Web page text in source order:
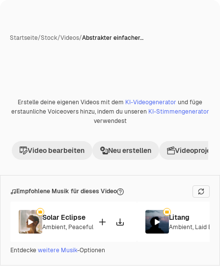
Startseite/Stock/Videos/Abstrakter einfacher…
Premium
Erstelle deine eigenen Videos mit dem KI-Videogenerator und füge
erstaunliche Voiceovers hinzu, indem du unseren KI-Stimmengenerator
verwendest
Video bearbeiten Neu erstellen Videoprojekt
Empfohlene Musik für dieses Video
Solar Eclipse
Ambient, Peaceful
Litang
Ambient, Laid
Entdeckeweitere Musik-Optionen